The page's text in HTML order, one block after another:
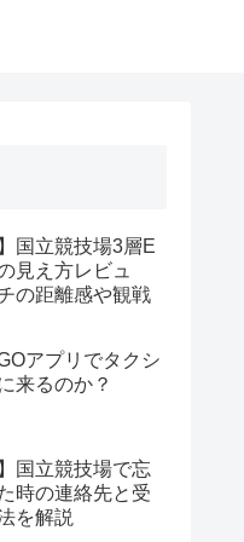
国立競技場3層E
見え方レビュ
の距離感や観戦
アプリでタクシ
来るのか？
国立競技場で忘
時の連絡先と受
を解説